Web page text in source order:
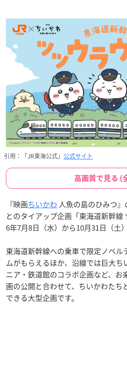
引用：「JR東海公式」 公式サイト
高画質で見る (
『映画ちいかわ 人魚の島のひみつ
とのタイアップ企画「東海道新幹線
6年7月8日（水）から10月31日（土
東海道新幹線への乗車で限定ノベル
ムがもらえるほか、沿線では巨大ち
ニア・鉄道館のコラボ企画など、お
画の公開と合わせて、ちいかわたち
できる大型企画です。